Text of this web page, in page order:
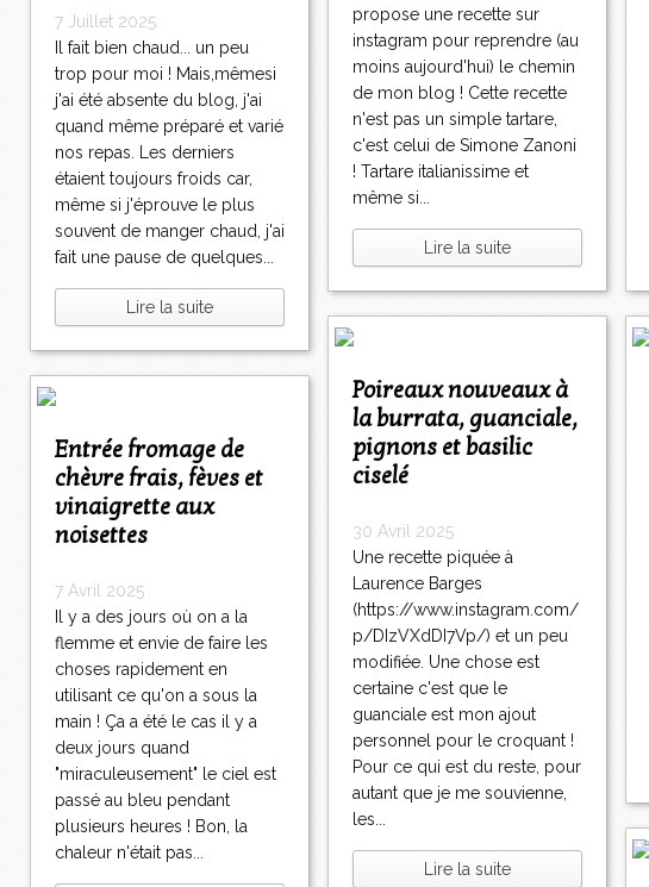
7 Juillet 2025
Il fait bien chaud... un peu
trop pour moi ! Mais,mêmesi
j'ai été absente du blog, j'ai
quand même préparé et varié
nos repas. Les derniers
étaient toujours froids car,
même si j'éprouve le plus
souvent de manger chaud, j'ai
fait une pause de quelques...
Lire la suite
propose une recette sur
instagram pour reprendre (au
moins aujourd'hui) le chemin
de mon blog ! Cette recette
n'est pas un simple tartare,
c'est celui de Simone Zanoni
! Tartare italianissime et
même si...
Lire la suite
Poireaux nouveaux à
la burrata, guanciale,
pignons et basilic
ciselé
30 Avril 2025
Une recette piquée à
Laurence Barges
(https://www.instagram.com/
p/DIzVXdDI7Vp/) et un peu
modifiée. Une chose est
certaine c'est que le
guanciale est mon ajout
personnel pour le croquant !
Pour ce qui est du reste, pour
autant que je me souvienne,
les...
Lire la suite
Entrée fromage de
chèvre frais, fèves et
vinaigrette aux
noisettes
7 Avril 2025
Il y a des jours où on a la
flemme et envie de faire les
choses rapidement en
utilisant ce qu'on a sous la
main ! Ça a été le cas il y a
deux jours quand
"miraculeusement" le ciel est
passé au bleu pendant
plusieurs heures ! Bon, la
chaleur n'était pas...